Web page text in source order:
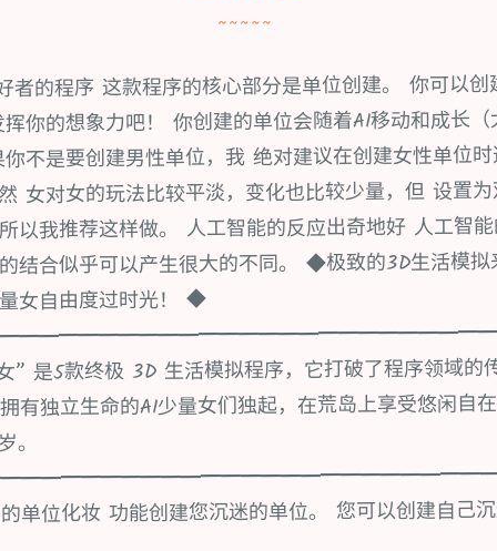
~~~~~
者的程序 这款程序的核心部分是单位创建。 你可以
你的想象力吧！ 你创建的单位会随着AI移动和成长
不是要创建男性单位，我 绝对建议在创建女性单位
女对女的玩法比较平淡，变化也比较少量，但 设置
以我推荐这样做。 人工智能的反应出奇地好 人工智
结合似乎可以产生很大的不同。 ◆极致的3D生活模
女自由度过时光！ ◆
” 是5款终极 3D 生活模拟程序，它打破了程序领域的
有独立生命的AI少量女们独起，在荒岛上享受悠闲自
。
单位化妆 功能创建您沉迷的单位。 您可以创建自己